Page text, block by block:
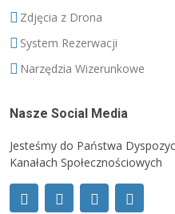
Zdjęcia z Drona
System Rezerwacji
Narzędzia Wizerunkowe
Nasze Social Media
Jesteśmy do Państwa
Kanałach Społecznościowych